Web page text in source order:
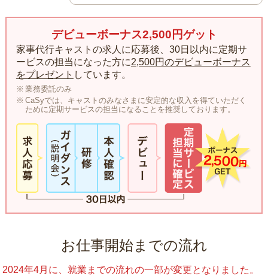
デビューボーナス2,500円ゲット
家事代行キャストの求人に応募後、30日以内に定期サ
ービスの担当になった方に2,500円のデビューボーナス
をプレゼント しています。
業務委託のみ
CaSyでは、キャストのみなさまに安定的な収入を得ていただく
ために定期サービスの担当になることを推奨しております。
お仕事開始までの流れ
2024年4月に、就業までの流れの一部が変更となりました。